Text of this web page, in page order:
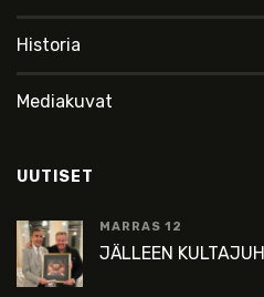
Historia
Mediakuvat
UUTISET
MARRAS 12
JÄLLEEN